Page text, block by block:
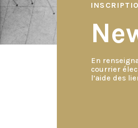
En
courrier
l’aide des